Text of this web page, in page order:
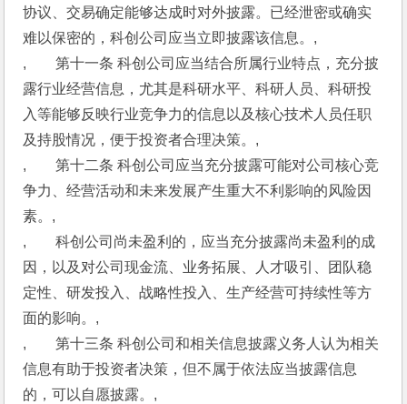
协议、交易确定能够达成时对外披露。已经泄密或确实
难以保密的，科创公司应当立即披露该信息。,
,　　第十一条 科创公司应当结合所属行业特点，充分披
露行业经营信息，尤其是科研水平、科研人员、科研投
入等能够反映行业竞争力的信息以及核心技术人员任职
及持股情况，便于投资者合理决策。,
,　　第十二条 科创公司应当充分披露可能对公司核心竞
争力、经营活动和未来发展产生重大不利影响的风险因
素。,
,　　科创公司尚未盈利的，应当充分披露尚未盈利的成
因，以及对公司现金流、业务拓展、人才吸引、团队稳
定性、研发投入、战略性投入、生产经营可持续性等方
面的影响。,
,　　第十三条 科创公司和相关信息披露义务人认为相关
信息有助于投资者决策，但不属于依法应当披露信息
的，可以自愿披露。,